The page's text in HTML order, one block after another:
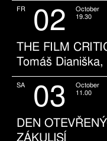
FR 02
October
19.30
THE FILM
Tomáš
SA 03
October
11.00
DEN
ZÁKULISÍ